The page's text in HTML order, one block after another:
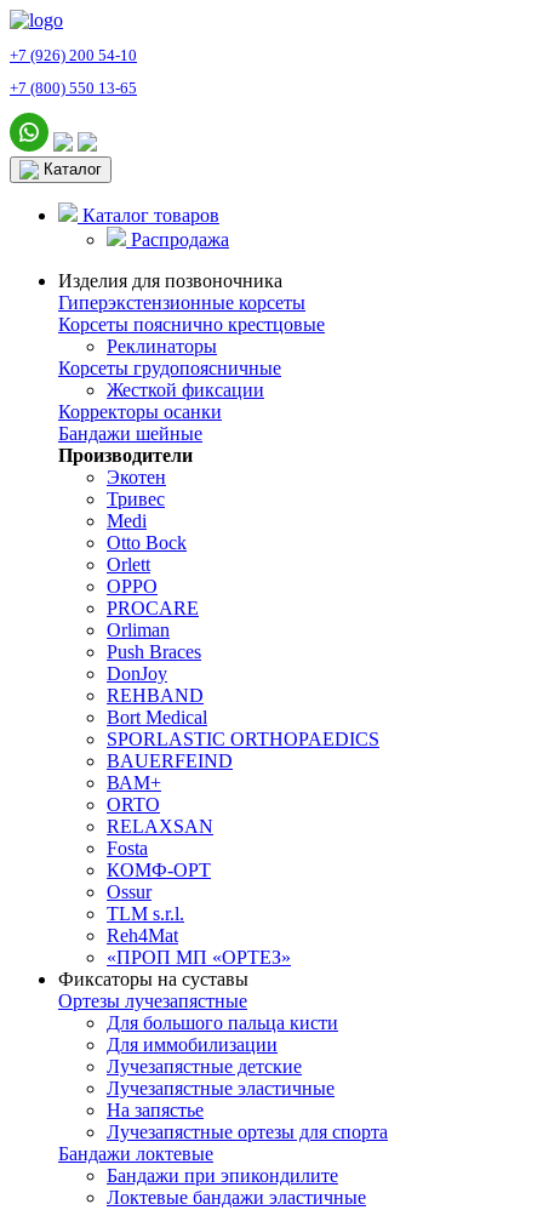
+7 (926) 200 54-10
+7 (800) 550 13-65
Каталог
Каталог товаров
Распродажа
Изделия для позвоночника
Гиперэкстензионные корсеты
Корсеты пояснично крестцовые
Реклинаторы
Корсеты грудопоясничные
Жесткой фиксации
Корректоры осанки
Бандажи шейные
Производители
Экотен
Тривес
Medi
Otto Bock
Orlett
OPPO
PROCARE
Orliman
Push Braces
DonJoy
REHBAND
Bort Medical
SPORLASTIC ORTHOPAEDICS
BAUERFEIND
ВАМ+
ORTO
RELAXSAN
Fosta
КОМФ-ОРТ
Ossur
TLM s.r.l.
Reh4Mat
«ПРОП МП «ОРТЕЗ»
Фиксаторы на суставы
Ортезы лучезапястные
Для большого пальца кисти
Для иммобилизации
Лучезапястные детские
Лучезапястные эластичные
На запястье
Лучезапястные ортезы для спорта
Бандажи локтевые
Бандажи при эпикондилите
Локтевые бандажи эластичные